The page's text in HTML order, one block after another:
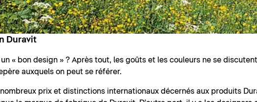
Duravit
« bon design » ? Après tout, les goûts et les couleurs ne se
auxquels on peut se référer.
nombreux prix et distinctions internationaux décernés aux produits